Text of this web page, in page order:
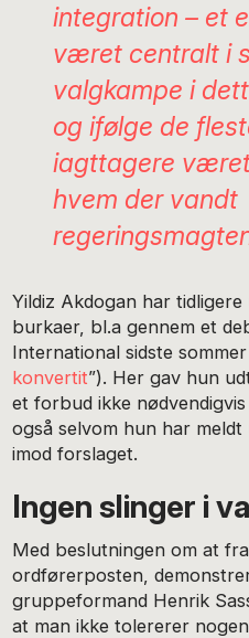
integration – et
været centralt i
valgkampe i
og ifølge de
iagttagere
hvem der vandt
Yildiz Akdogan har
burkaer, bl.a gennem et
International sidste
konvertit”). Her gav hun
et forbud ikke
også selvom hun har
imod forslaget.
Ingen slinger i
Med beslutningen om at
ordførerposten,
gruppeformand Henrik
at man ikke tolererer